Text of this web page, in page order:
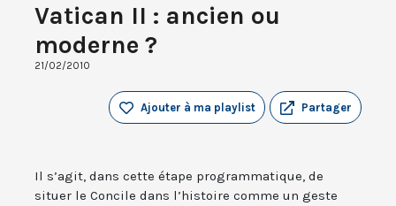
Vatican II : ancien ou
moderne ?
21/02/2010
Partager
Ajouter à ma playlist
Il s’agit, dans cette étape programmatique, de
situer le Concile dans l’histoire comme un geste